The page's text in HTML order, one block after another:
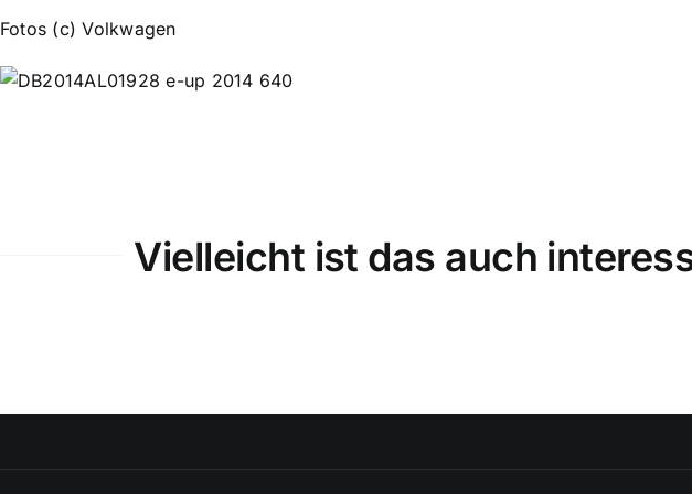
Fotos (c) Volkwagen
Vielleicht ist das auch